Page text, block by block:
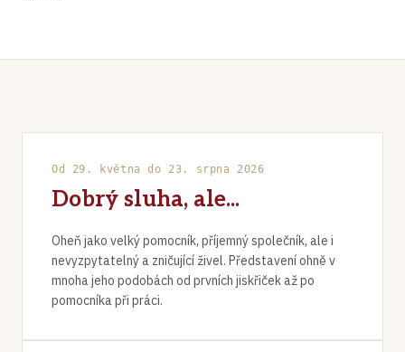
PRÁVĚ PROBÍHÁ
Od 29. května do 23. srpna 2026
Dobrý sluha, ale...
Oheň jako velký pomocník, příjemný společník, ale i
nevyzpytatelný a zničující živel. Představení ohně v
mnoha jeho podobách od prvních jiskřiček až po
pomocníka při práci.